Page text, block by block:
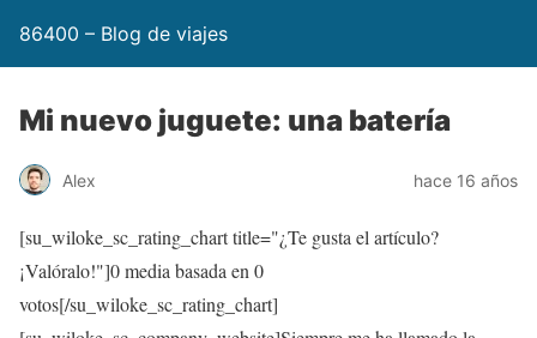
86400 – Blog de viajes
Mi nuevo juguete: una batería
Alex hace 16 años
[su_wiloke_sc_rating_chart title="¿Te gusta el artículo?
¡Valóralo!"]0media basada en 0
votos[/su_wiloke_sc_rating_chart]